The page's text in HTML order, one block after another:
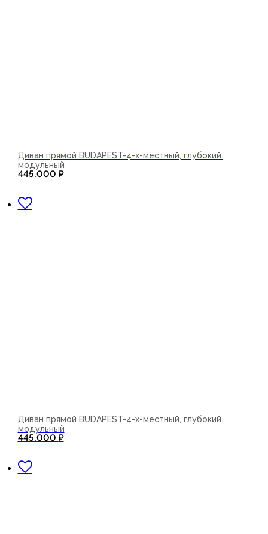
Диван прямой BUDAPEST-4-х-местный, глубокий.
модульный
445.000 ₽
Диван прямой BUDAPEST-4-х-местный, глубокий.
модульный
445.000 ₽